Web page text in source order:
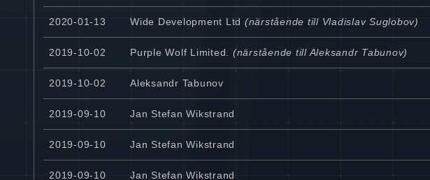
2020-01-13 Wide Development Ltd (närstående till Vladislav Suglobov)
2019-10-02 Purple Wolf Limited. (närstående till Aleksandr Tabunov)
2019-10-02 Aleksandr Tabunov
2019-09-10 Jan Stefan Wikstrand
2019-09-10 Jan Stefan Wikstrand
2019-09-10 Jan Stefan Wikstrand